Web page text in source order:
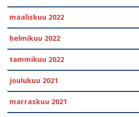
maaliskuu 2022
helmikuu 2022
tammikuu 2022
joulukuu 2021
marraskuu 2021